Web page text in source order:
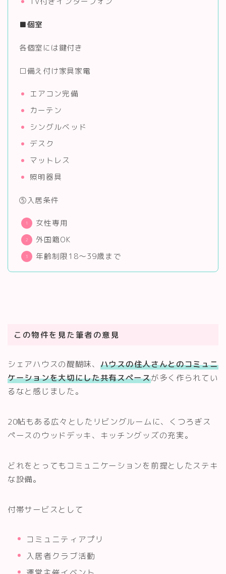
■個室
各個室には鍵付き
□備え付け家具家電
エアコン完備
カーテン
シングルベッド
デスク
マットレス
照明器具
⑤入居条件
女性専用
外国籍OK
年齢制限18～39歳まで
この物件を見た筆者の意見
シェアハウスの醍醐味、 ハウスの住人さんとのコミュニ
ケーションを大切にした共有スペースが多く作られてい
るなと感じました。
20帖もある広々としたリビングルームに、くつろぎス
ペースのウッドデッキ、キッチングッズの充実。
どれをとってもコミュニケーションを前提としたステキ
な設備。
付帯サービスとして
コミュニティアプリ
入居者クラブ活動